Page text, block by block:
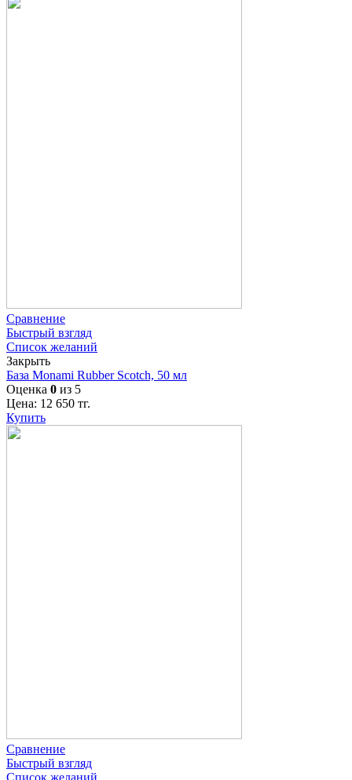
Сравнение
Быстрый взгляд
Список желаний
Закрыть
База Monami Rubber Scotch, 50 мл
Оценка 0 из 5
Цена: 12 650 тг.
Купить
Сравнение
Быстрый взгляд
Список желаний